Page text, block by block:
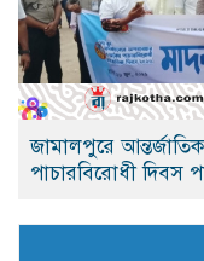
জামালপুরে
পাচারবিরোধী দিবস